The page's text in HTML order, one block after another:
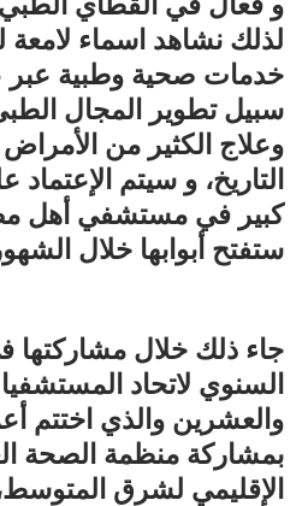
لذلك نشاهد اسماء
خدمات صحية وطبية
سبيل تطوير المجال
وعلاج الكثير من
التاريخ، و سيتم
كبير في مستشفي أهل
ستفتح أبوابها خلال
جاء ذلك خلال مشاركتها
السنوي لاتحاد
والعشرين والذي اختتم
بمشاركة منظمة الصحة
الإقليمي لشرق